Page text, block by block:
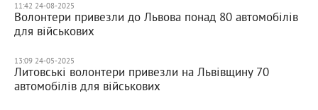
11:42 24-08-2025
Волонтери привезли до Львова понад 80 автомобілів
для військових
13:09 24-05-2025
Литовські волонтери привезли на Львівщину 70
автомобілів для військових